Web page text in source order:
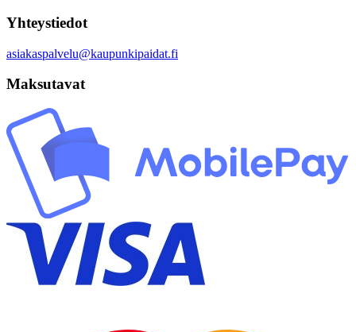
Yhteystiedot
asiakaspalvelu@kaupunkipaidat.fi
Maksutavat